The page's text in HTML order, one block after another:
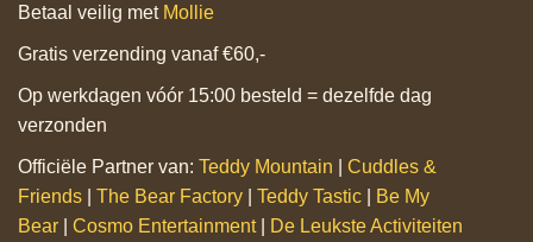
Betaal veilig met Mollie
Gratis verzending vanaf €60,-
Op werkdagen vóór 15:00 besteld = dezelfde dag
verzonden
Officiële Partner van: Teddy Mountain
Cuddles &
Friends
The Bear Factory Teddy Tastic
Be My
Bear
Cosmo Entertainment| De Leukste Activiteiten